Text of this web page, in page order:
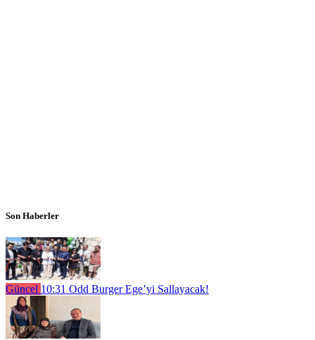
Son Haberler
Güncel 10:31 Odd Burger Ege’yi Sallayacak!